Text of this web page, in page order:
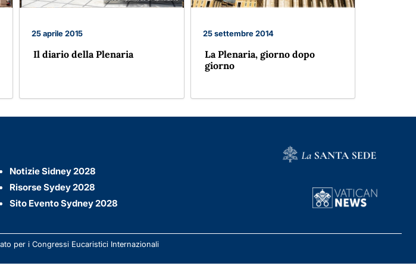
25 aprile 2015
Il diario della Plenaria
25 settembre 2014
La Plenaria, giorno dopo
giorno
Notizie Sidney 2028
Risorse Sydey 2028
Sito Evento Sydney 2028
per i Congressi Eucaristici Internazionali